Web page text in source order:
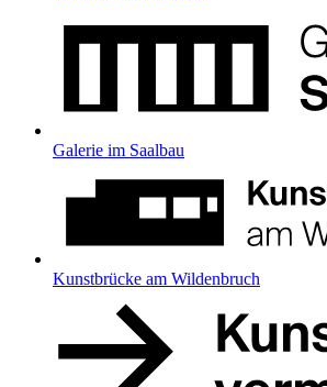
Galerie im Saalbau
Kunstbrücke am Wildenbruch